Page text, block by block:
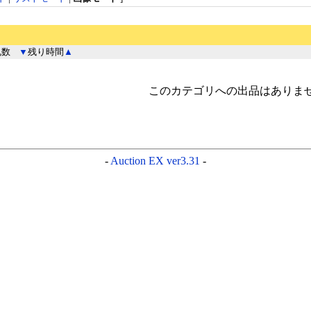
数 ▼ 残り時間 ▲
このカテゴリへの出品はありま
- Auction EX ver3.31 -